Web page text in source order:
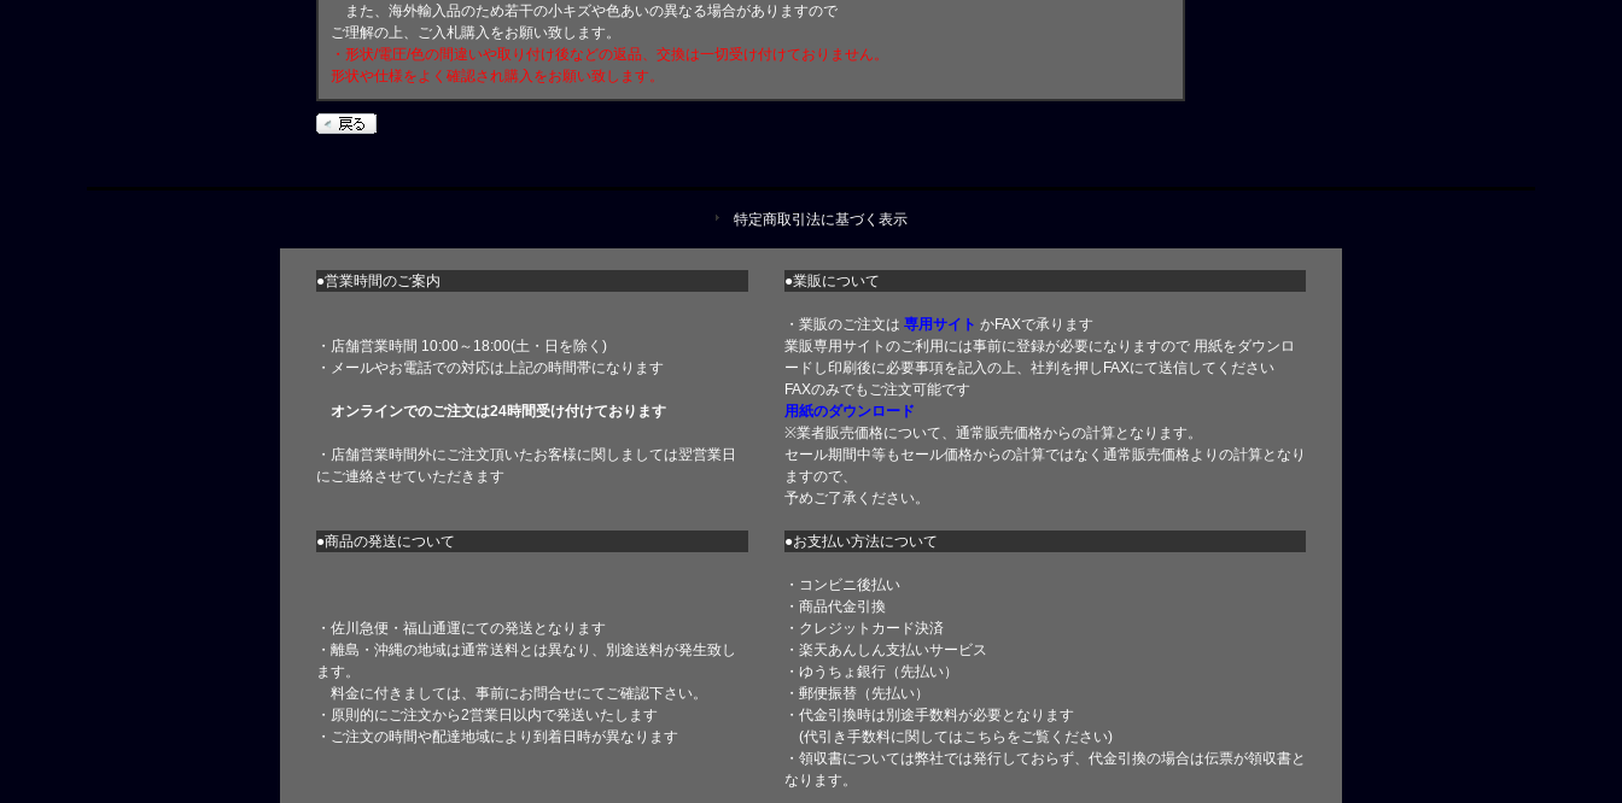
また、海外輸入品のため若干の小キズや色あいの異なる場合がありますので
ご理解の上、ご入札購入をお願い致します。
・形状/電圧/色の間違いや取り付け後などの返品、交換は一切受け付けておりません。
形状や仕様をよく確認され購入をお願い致します。
特定商取引法に基づく表示
●営業時間のご案内 ●業販について
・店舗営業時間 10:00～18:00(土・日を除く)
・メールやお電話での対応は上記の時間帯になります
オンラインでのご注文は24時間受け付けております
・店舗営業時間外にご注文頂いたお客様に関しましては翌営業日
にご連絡させていただきます
・業販のご注文は 専用サイト かFAXで承ります
業販専用サイトのご利用には事前に登録が必要になりますので 用紙をダウンロ
ードし印刷後に必要事項を記入の上、社判を押しFAXにて送信してください
FAXのみでもご注文可能です
用紙のダウンロード
※業者販売価格について、通常販売価格からの計算となります。
セール期間中等もセール価格からの計算ではなく通常販売価格よりの計算となり
ますので、
予めご了承ください。
●商品の発送について ●お支払い方法について
・佐川急便・福山通運にての発送となります
・離島・沖縄の地域は通常送料とは異なり、別途送料が発生致し
ます。
料金に付きましては、事前にお問合せにてご確認下さい。
・原則的にご注文から2営業日以内で発送いたします
・ご注文の時間や配達地域により到着日時が異なります
・コンビニ後払い
・商品代金引換
・クレジットカード決済
・楽天あんしん支払いサービス
・ゆうちょ銀行（先払い）
・郵便振替（先払い）
・代金引換時は別途手数料が必要となります
(代引き手数料に関しては こちら をご覧ください)
・領収書については弊社では発行しておらず、代金引換の場合は伝票が領収書と
なります。